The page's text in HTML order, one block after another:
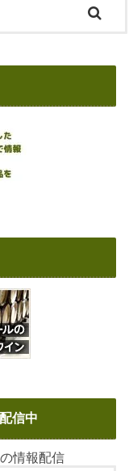
信中
情報配信